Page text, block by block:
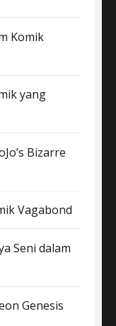
Komik
yang
Bizarre
Vagabond
Seni dalam
Genesis